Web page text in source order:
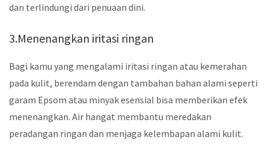
dan terlindungi dari penuaan dini.
3.Menenangkan iritasi ringan
Bagi kamu yang mengalami iritasi ringan atau kemerahan
pada kulit, berendam dengan tambahan bahan alami seperti
garam Epsom atau minyak esensial bisa memberikan efek
menenangkan. Air hangat membantu meredakan
peradangan ringan dan menjaga kelembapan alami kulit.